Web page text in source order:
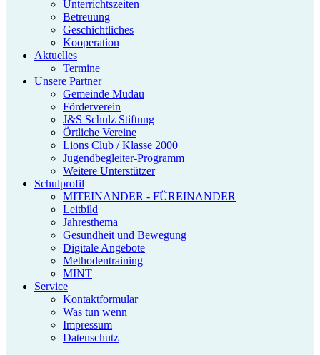
Unterrichtszeiten
Betreuung
Geschichtliches
Kooperation
Aktuelles
Termine
Unsere Partner
Gemeinde Mudau
Förderverein
J&S Schulz Stiftung
Örtliche Vereine
Lions Club / Klasse 2000
Jugendbegleiter-Programm
Weitere Unterstützer
Schulprofil
MITEINANDER - FÜREINANDER
Leitbild
Jahresthema
Gesundheit und Bewegung
Digitale Angebote
Methodentraining
MINT
Service
Kontaktformular
Was tun wenn
Impressum
Datenschutz